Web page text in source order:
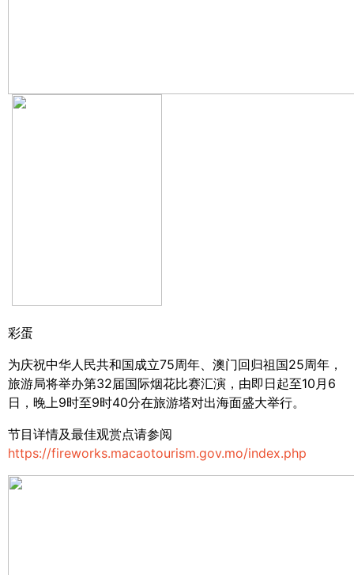
彩蛋
为庆祝中华人民共和国成立75周年、澳门回归祖国25周年，
旅游局将举办第32届国际烟花比赛汇演，由即日起至10 月 6
日，晚上9时至9时40分在旅游塔对出海面盛大举行。
节目详情及最佳观赏点请参阅
https://fireworks.macaotourism.gov.mo/index.php